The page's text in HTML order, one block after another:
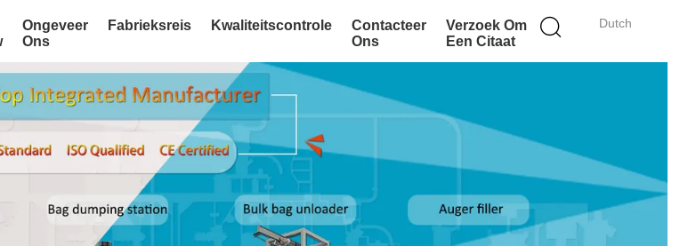
Dutch
Ongeveer
Ons
Fabrieksreis Kwaliteitscontrole
Contacteer
Ons
Verzoek Om
Een Citaat